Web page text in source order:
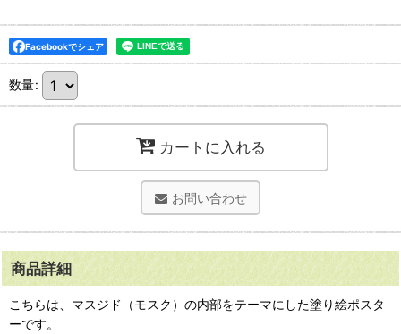
Facebookでシェア
数量:
カートに入れる
お問い合わせ
商品詳細
こちらは、マスジド（モスク）の内部をテーマにした塗り絵ポスタ
ーです。